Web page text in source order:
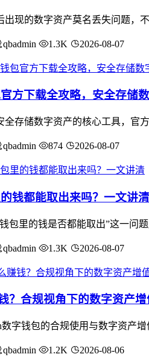
出现的数字资产莫名丢失问题，
qbadmin 1.3K 2026-08-07
方下载全攻略，安全存储
全存储数字资产的核心工具，官
qbadmin 874 2026-08-07
钱都能取出来吗？一文讲清
包里的钱是否都能取出”这一问
qbadmin 1.3K 2026-08-07
？合规视角下的数字资产
数字钱包的合规使用与数字资产
qbadmin 1.2K 2026-08-06